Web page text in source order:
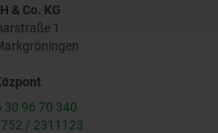
& Co. KG
1
30 96 70 340
/ 2311123